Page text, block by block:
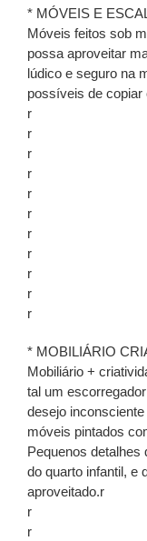
* MÓVEIS E
Móveis feitos sob
possa aproveitar
lúdico e seguro na
possíveis de
r
r
r
r
r
r
r
r
r
r
r
* MOBILIÁRIO
Mobiliário +
tal um
desejo
móveis pintados
Pequenos detalhes
do quarto infantil, e
aproveitado.r
r
r